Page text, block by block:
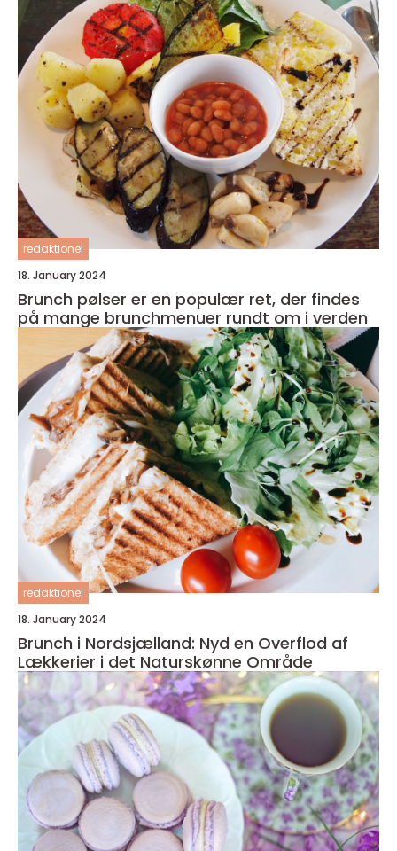
redaktionel
18. January 2024
Brunch pølser er en populær ret, der findes
på mange brunchmenuer rundt om i verden
redaktionel
18. January 2024
Brunch i Nordsjælland: Nyd en Overflod af
Lækkerier i det Naturskønne Område